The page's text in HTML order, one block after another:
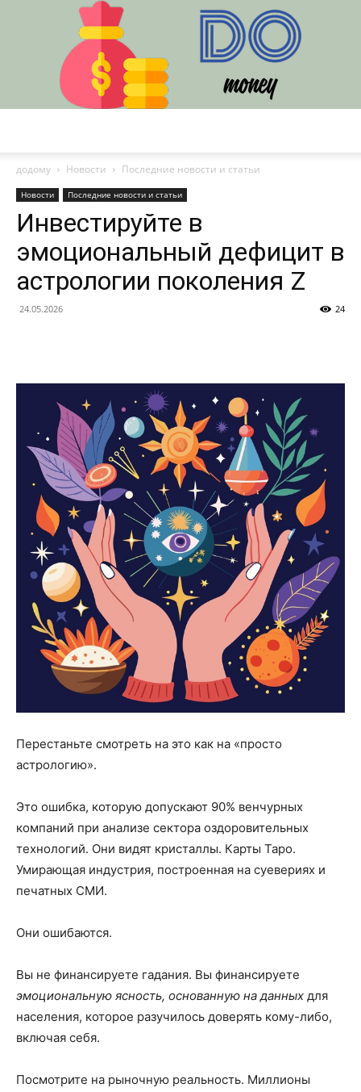
додому
Новости Последние новости и статьи
Новости Последние новости и статьи
Инвестируйте в
эмоциональный дефицит в
астрологии поколения Z
24.05.2026 24
Перестаньте смотреть на это как на «просто
астрологию».
Это ошибка, которую допускают 90% венчурных
компаний при анализе сектора оздоровительных
технологий. Они видят кристаллы. Карты Таро.
Умирающая индустрия, построенная на суевериях и
печатных СМИ.
Они ошибаются.
Вы не финансируете гадания. Вы финансируете
эмоциональную ясность, основанную на данных для
населения, которое разучилось доверять кому-либо,
включая себя.
Посмотрите на рыночную реальность. Миллионы